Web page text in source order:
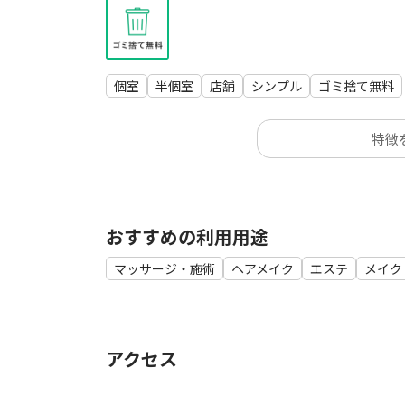
個室 半個室 店舗 シンプル ゴミ捨て無料
特徴
おすすめの利用用途
マッサージ・施術 ヘアメイク エステ メイク
アクセス